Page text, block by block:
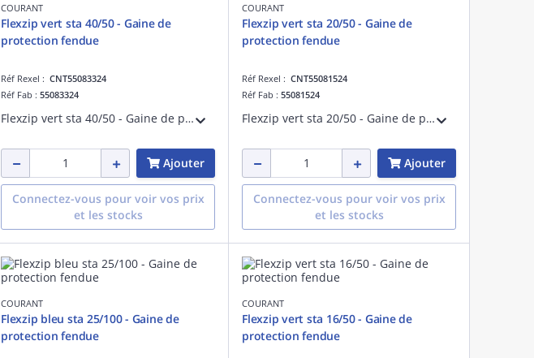
COURANT
Flexzip vert sta 40/50 - Gaine de
protection fendue
Réf Rexel : CNT55083324
Réf Fab : 55083324
Flexzip vert sta 40/50 - Gaine de protection fendue - Pose en montage apparent à l'intérieur des bâtiments - Non propagateur de la flamme - Fabriqué en France
Ajouter
Connectez-vous pour voir vos prix
et les stocks
COURANT
Flexzip vert sta 20/50 - Gaine de
protection fendue
Réf Rexel : CNT55081524
Réf Fab : 55081524
Flexzip vert sta 20/50 - Gaine de protection fendue - Pose en montage apparent à l'intérieur des bâtiments - Non propagateur de la flamme - Fabriqué en France
Ajouter
Connectez-vous pour voir vos prix
et les stocks
COURANT
Flexzip bleu sta 25/100 - Gaine de
protection fendue
COURANT
Flexzip vert sta 16/50 - Gaine de
protection fendue